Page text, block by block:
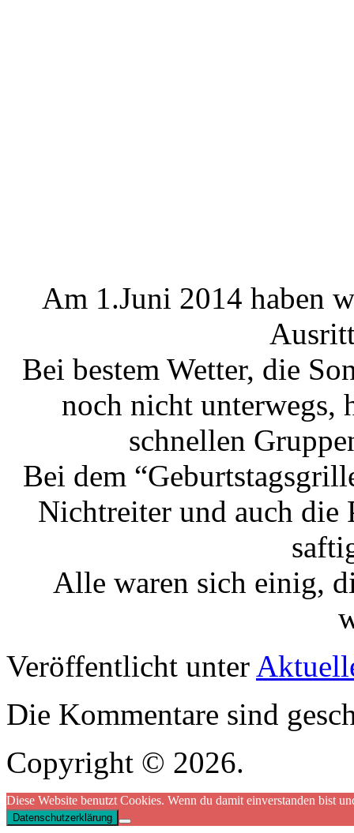
Am 1.Juni 2014 haben
Bei bestem Wetter, die
noch nicht unterwegs,
schnellen
Bei dem
Nichtreiter und auch die
Alle waren sich einig,
Veröffentlicht unter
Die Kommentare sind
Copyright © 2026.
Diese Website benutzt Cookies. Wenn du damit einverstanden bist
Datenschutzerklärung